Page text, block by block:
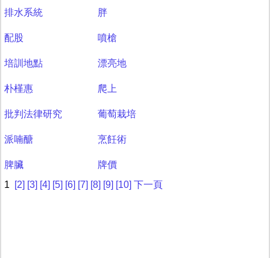
排水系統 胖
配股 噴槍
培訓地點 漂亮地
朴槿惠 爬上
批判法律研究 葡萄栽培
派喃醣 烹飪術
脾臟
牌價
1
[2] [3] [4] [5] [6] [7] [8] [9] [10] 下一頁